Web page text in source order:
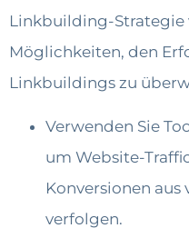
Linkbuilding-Strategie
Möglichkeiten, den
Linkbuildings zu
Verwenden Sie
um Website-
Konversionen aus
verfolgen.